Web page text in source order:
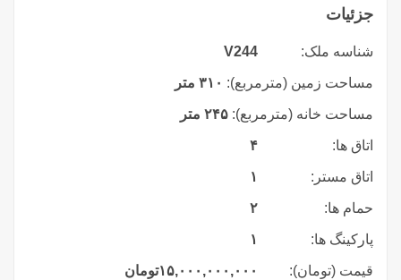
جزئیات
شناسه ملک: V244
مساحت زمین (مترمربع): ۳۱۰ متر
مساحت خانه (مترمربع): ۲۴۵ متر
اتاق ها: ۴
اتاق مستر: ۱
حمام ها: ۲
پارکینگ ها: ۱
قیمت (تومان): ۱۵,۰۰۰,۰۰۰,۰۰۰تومان